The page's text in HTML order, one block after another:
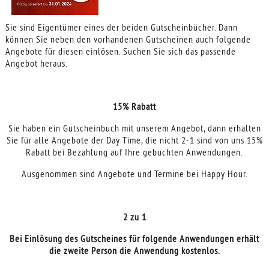
Sie sind Eigentümer eines der beiden Gutscheinbücher. Dann
können Sie neben den vorhandenen Gutscheinen auch folgende
Angebote für diesen einlösen. Suchen Sie sich das passende
Angebot heraus.
15% Rabatt
Sie haben ein Gutscheinbuch mit unserem Angebot, dann erhalten
Sie für alle Angebote der Day Time, die nicht 2-1 sind von uns 15%
Rabatt bei Bezahlung auf Ihre gebuchten Anwendungen.
Ausgenommen sind Angebote und Termine bei Happy Hour.
2 zu 1
Bei Einlösung des Gutscheines für folgende Anwendungen erhält
die zweite Person die Anwendung kostenlos.